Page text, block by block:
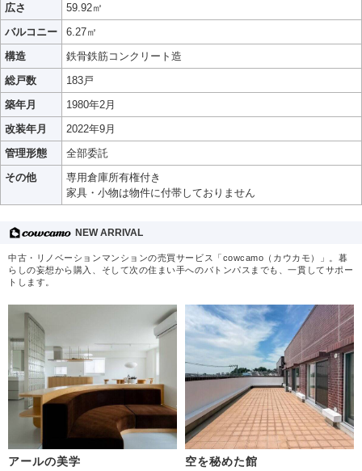
広さ
59.92㎡
バルコニー
6.27㎡
構造
鉄骨鉄筋コンクリート造
総戸数
183戸
築年月
1980年2月
改装年月
2022年9月
管理形態
全部委託
その他
専用倉庫所有権付き
家具・小物は物件に付帯しておりません
NEW ARRIVAL
中古・リノベーションマンションの売買サービス「cowcamo（カウカモ）」。暮
らしの妄想から購入、そして次の住まい手へのバトンパスまでも、一貫してサポー
トします。
アールの美学 空を秘めた館